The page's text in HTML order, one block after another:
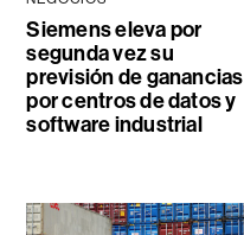
Siemens eleva por
segunda vez su
previsión de ganancias
por centros de datos y
software industrial